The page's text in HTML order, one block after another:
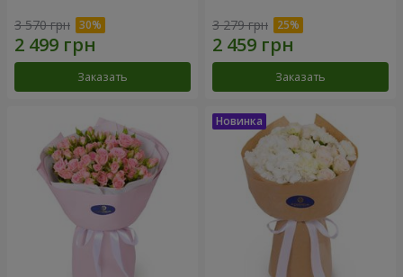
3 570 грн
Заказать
3 279 грн
Заказать